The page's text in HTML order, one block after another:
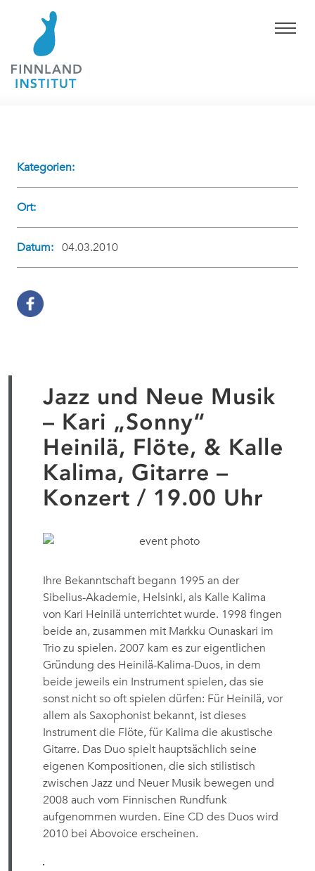
Kategorien:
Ort:
Datum: 04.03.2010
Jazz und Neue Musik
– Kari „Sonny“
Heinilä, Flöte, & Kalle
Kalima, Gitarre –
Konzert / 19.00 Uhr
Ihre Bekanntschaft begann 1995 an der
Sibelius-Akademie, Helsinki, als Kalle Kalima
von Kari Heinilä unterrichtet wurde. 1998 fingen
beide an, zusammen mit Markku Ounaskari im
Trio zu spielen. 2007 kam es zur eigentlichen
Gründung des Heinilä-Kalima-Duos, in dem
beide jeweils ein Instrument spielen, das sie
sonst nicht so oft spielen dürfen: Für Heinilä, vor
allem als Saxophonist bekannt, ist dieses
Instrument die Flöte, für Kalima die akustische
Gitarre. Das Duo spielt hauptsächlich seine
eigenen Kompositionen, die sich stilistisch
zwischen Jazz und Neuer Musik bewegen und
2008 auch vom Finnischen Rundfunk
aufgenommen wurden. Eine CD des Duos wird
2010 bei Abovoice erscheinen.